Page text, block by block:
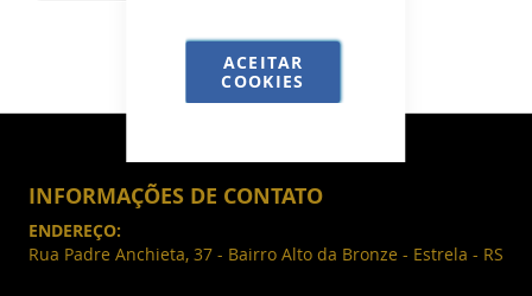
ACEITAR
COOKIES
INFORMAÇÕES DE CONTATO
ENDEREÇO:
Rua Padre Anchieta, 37 - Bairro Alto da Bronze - Estrela - RS